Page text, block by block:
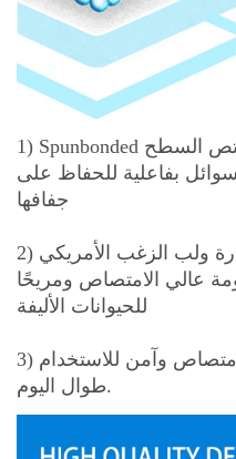
1) Spunbonded غير منسوج نسيج السطح: يمتص السطح
بفاعلية للحفاظ على
جفافها
2) مستورد المواد: اليابانية العصارة ولب الزغب الأمريكي
عالي الامتصاص ومريحًا
للحيوانات الأليفة
3) توسيع ماص لب: زيادة الامتصاص وآمن للاستخدام
طوال اليوم.